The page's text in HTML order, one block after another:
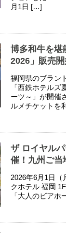
月1日 […]
博多和牛を堪
2026」販売
福岡県のブラン
「西鉄ホテル
ーツ～」が開催
ルメチケットを
ザ ロイヤル
催！九州ご当
2026年6月1日（
クホテル 福岡
「大人のビア